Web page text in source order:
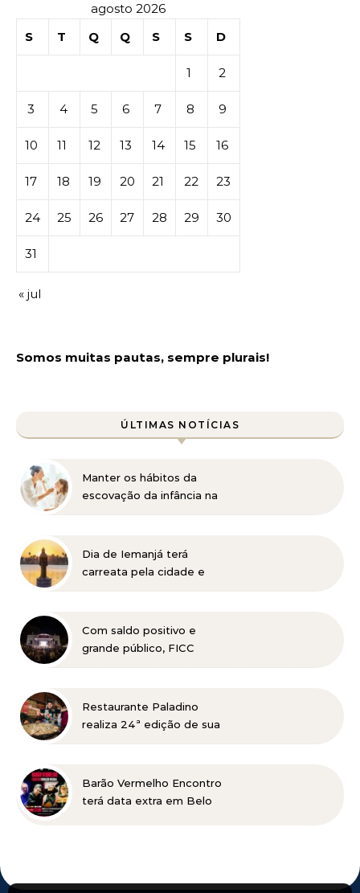
agosto 2026
S
T Q Q S S D
1 2
3 4 5 6 7 8 9
10 11 12 13 14 15 16
17 18 19 20 21 22 23
24 25 26 27 28 29 30
31
« jul
Somos muitas pautas, sempre plurais!
ÚLTIMAS NOTÍCIAS
Manter os hábitos da
escovação da infância na
Dia de Iemanjá terá
carreata pela cidade e
Com saldo positivo e
grande público, FICC
Restaurante Paladino
realiza 24ª edição de sua
cozinha ao vivo e open
bar completo
Barão Vermelho Encontro
terá data extra em Belo